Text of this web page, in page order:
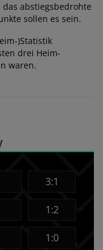
abstiegsbedrohte
sollen es sein.
)Statistik
drei Heim-
waren.
3:1
1:2
1:0